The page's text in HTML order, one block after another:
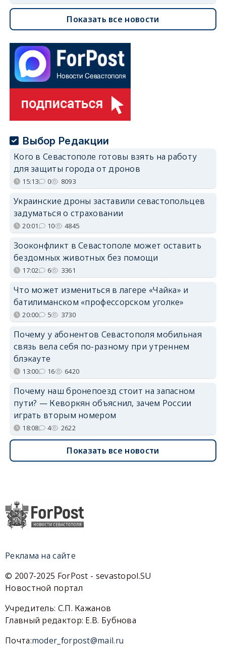
Показать все новости
Выбор Редакции
Кого в Севастополе готовы взять на работу
для защиты города от дронов
15:13 0 8093
Украинские дроны заставили севастопольцев
задуматься о страховании
20:01 10 4845
Зооконфликт в Севастополе может оставить
бездомных животных без помощи
17:02 6 3361
Что может измениться в лагере «Чайка» и
батилиманском «профессорском уголке»
20:00 5 3730
Почему у абонентов Севастополя мобильная
связь вела себя по-разному при утреннем
блэкауте
13:00 16 6420
Почему наш бронепоезд стоит на запасном
пути? — Кеворкян объяснил, зачем России
играть вторым номером
18:08 4 2622
Показать все новости
Реклама на сайте
© 2007-2025 ForPost - sevastopol.SU
Новостной портал
Учредитель: С.П. Кажанов
Главный редактор: Е.В. Бубнова
Почта:moder_forpost@mail.ru